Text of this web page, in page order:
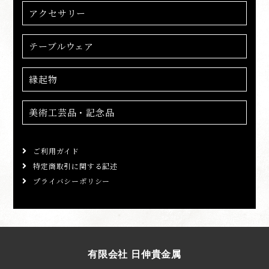
アクセサリー
テーブルウェア
縁起物
美術工芸品・記念品
ご利用ガイド
特定商取引に関する記述
プライバシーポリシー
有限会社 日伸貴金属